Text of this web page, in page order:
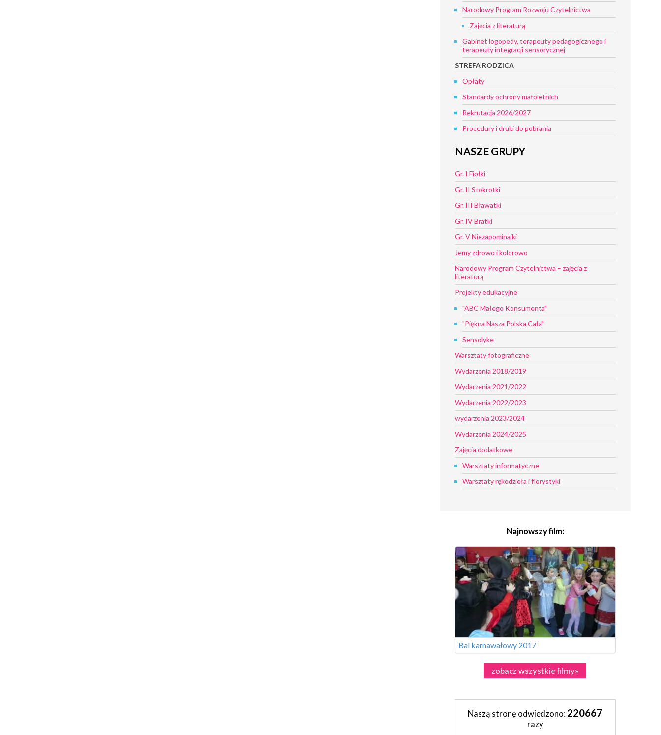
Narodowy Program Rozwoju Czytelnictwa
Zajęcia z literaturą
Gabinet logopedy, terapeuty pedagogicznego i
terapeuty integracji sensorycznej
STREFA RODZICA
Opłaty
Standardy ochrony małoletnich
Rekrutacja 2026/2027
Procedury i druki do pobrania
NASZE GRUPY
Gr. I Fiołki
Gr. II Stokrotki
Gr. III Bławatki
Gr. IV Bratki
Gr. V Niezapominajki
Jemy zdrowo i kolorowo
Narodowy Program Czytelnictwa – zajęcia z
literaturą
Projekty edukacyjne
"ABC Małego Konsumenta"
"Piękna Nasza Polska Cała"
Sensolyke
Warsztaty fotograficzne
Wydarzenia 2018/2019
Wydarzenia 2021/2022
Wydarzenia 2022/2023
wydarzenia 2023/2024
Wydarzenia 2024/2025
Zajęcia dodatkowe
Warsztaty informatyczne
Warsztaty rękodzieła i florystyki
Najnowszy film:
Bal karnawałowy 2017
zobacz wszystkie filmy»
Naszą stronę odwiedzono: 220667
razy